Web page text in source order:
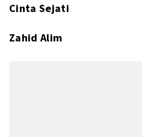
Cinta Sejati
Zahid Alim